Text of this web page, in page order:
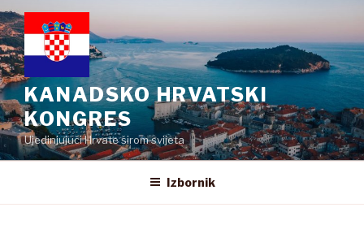
Preskoči
na
sadržaj
KANADSKO HRVATSKI
KONGRES
Ujedinjujući Hrvate širom svijeta
Izbornik